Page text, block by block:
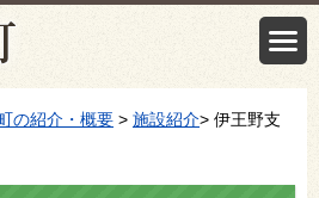
の紹介・概要 > 施設紹介> 伊王野支